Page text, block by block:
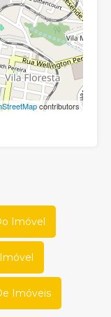
contributors
Imóvel
Imóveis